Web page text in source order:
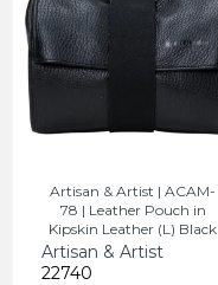
Artisan & Artist | ACAM-
78 | Leather Pouch in
Kipskin Leather (L) Black
Artisan & Artist
22740